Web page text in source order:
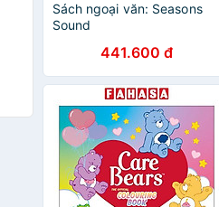
Sách ngoại văn: Seasons
Sound
441.600 đ